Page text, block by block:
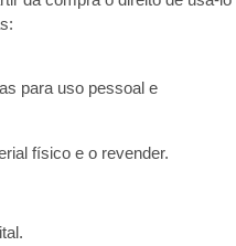
para uso pessoal e
físico e o revender.